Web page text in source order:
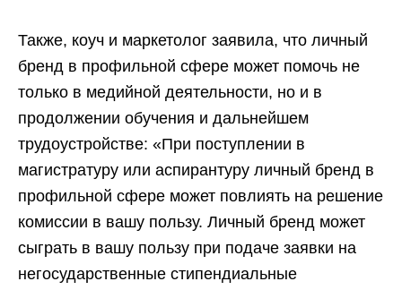
Также, коуч и маркетолог заявила, что личный
бренд в профильной сфере может помочь не
только в медийной деятельности, но и в
продолжении обучения и дальнейшем
трудоустройстве: «При поступлении в
магистратуру или аспирантуру личный бренд в
профильной сфере может повлиять на решение
комиссии в вашу пользу. Личный бренд может
сыграть в вашу пользу при подаче заявки на
негосударственные стипендиальные